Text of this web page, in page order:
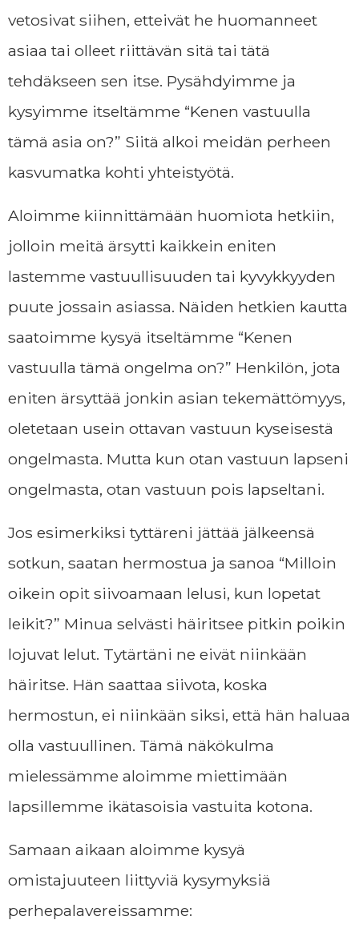
vetosivat siihen, etteivät he huomanneet
asiaa tai olleet riittävän sitä tai tätä
tehdäkseen sen itse. Pysähdyimme ja
kysyimme itseltämme “Kenen vastuulla
tämä asia on?” Siitä alkoi meidän perheen
kasvumatka kohti yhteistyötä.
Aloimme kiinnittämään huomiota hetkiin,
jolloin meitä ärsytti kaikkein eniten
lastemme vastuullisuuden tai kyvykkyyden
puute jossain asiassa. Näiden hetkien kautta
saatoimme kysyä itseltämme “Kenen
vastuulla tämä ongelma on?” Henkilön, jota
eniten ärsyttää jonkin asian tekemättömyys,
oletetaan usein ottavan vastuun kyseisestä
ongelmasta. Mutta kun otan vastuun lapseni
ongelmasta, otan vastuun pois lapseltani.
Jos esimerkiksi tyttäreni jättää jälkeensä
sotkun, saatan hermostua ja sanoa “Milloin
oikein opit siivoamaan lelusi, kun lopetat
leikit?” Minua selvästi häiritsee pitkin poikin
lojuvat lelut. Tytärtäni ne eivät niinkään
häiritse. Hän saattaa siivota, koska
hermostun, ei niinkään siksi, että hän haluaa
olla vastuullinen. Tämä näkökulma
mielessämme aloimme miettimään
lapsillemme ikätasoisia vastuita kotona.
Samaan aikaan aloimme kysyä
omistajuuteen liittyviä kysymyksiä
perhepalavereissamme: